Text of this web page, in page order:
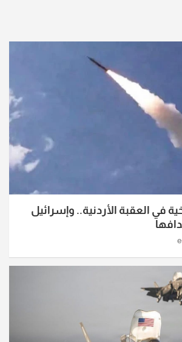
في العقبة الأردنية.. وإسرائيل